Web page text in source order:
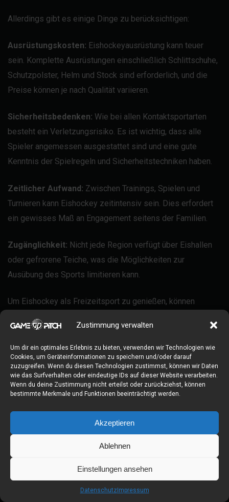
Zustimmung verwalten
Um dir ein optimales Erlebnis zu bieten, verwenden wir Technologien wie
Cookies, um Geräteinformationen zu speichern und/oder darauf
zuzugreifen. Wenn du diesen Technologien zustimmst, können wir Daten
wie das Surfverhalten oder eindeutige IDs auf dieser Website verarbeiten.
Wenn du deine Zustimmung nicht erteilst oder zurückziehst, können
bestimmte Merkmale und Funktionen beeinträchtigt werden.
Akzeptieren
Ablehnen
Einstellungen ansehen
Datenschutz Impressum
Allerdings gibt es einige Dinge zu berücksichtigen:
Ausrüstungskosten: Eishockeyausrüstung kann teuer
sein. Komplette Ausrüstungen einschließlich Schlittschuhe,
Schutzpolster, Helm und Stock sind erforderlich, und die
Preise können je nach Qualität variieren.
Sicherheitsbedenken: Wie bei allen Kontaktsportarten
besteht ein Verletzungsrisiko. Es ist wichtig, dass alle
Spieler angemessen ausgestattet sind und eine gute
Kenntnis der Spielregeln und Sicherheitstechniken haben.
Zeitlicher Aufwand: Zwischen Trainings, Spielen und
Turnieren kann Eishockey zeitintensiv sein. Dies erfordert
ein gewisses Maß an Engagement seitens der Familien.
Zugänglichkeit: Nicht jede Region verfügt über Eishallen
oder gefrorene Teiche, was die Möglichkeiten zur
Ausübung des Sports limitieren kann.
Um Eishockey als Freizeitsport zu genießen, können
Eisarena gehen, ohne sich dem Wettkampfsport
anzuschließen. Viele Eisbahnen bieten auch
Lernprogramme und freie Spielzeiten an, was eine gute
Möglichkeit ist, den Sport unverbindlich auszuprobieren.
Freizeitspieler konzentrieren, da diese oft ein
unterstützendes und einsteigerfreundliches Umfeld bieten.
Eishockey als Leistungssport: Training,
Disziplin und Teamgeist